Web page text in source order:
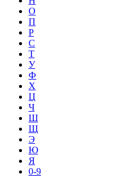
О
П
Р
С
Т
У
Ф
Х
Ц
Ч
Ш
Щ
Э
Ю
Я
0-9